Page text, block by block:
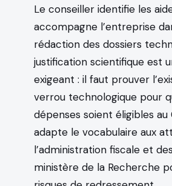
Le conseiller identifie les
accompagne l’entreprise
rédaction des dossiers
justification scientifique est
exigeant : il faut prouver
verrou technologique pour
dépenses soient éligibles au
adapte le vocabulaire aux
l’administration fiscale et
ministère de la Recherche